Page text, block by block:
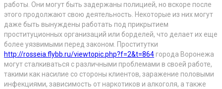
работы. Они могут быть задержаны полицией, но вскоре после
этого продолжают свою деятельность. Некоторые из них могут
даже быть вынуждены работать под прикрытием
проституционных организаций или борделей, что делает их еще
более уязвимыми перед законом. Проститутки
http://rosseia.flybb.ru/viewtopic.php?f=2&t=864 города Воронежа
могут сталкиваться с различными проблемами в своей работе,
такими как насилие со стороны клиентов, заражение половыми
инфекциями, зависимость от наркотиков и алкоголя, а также